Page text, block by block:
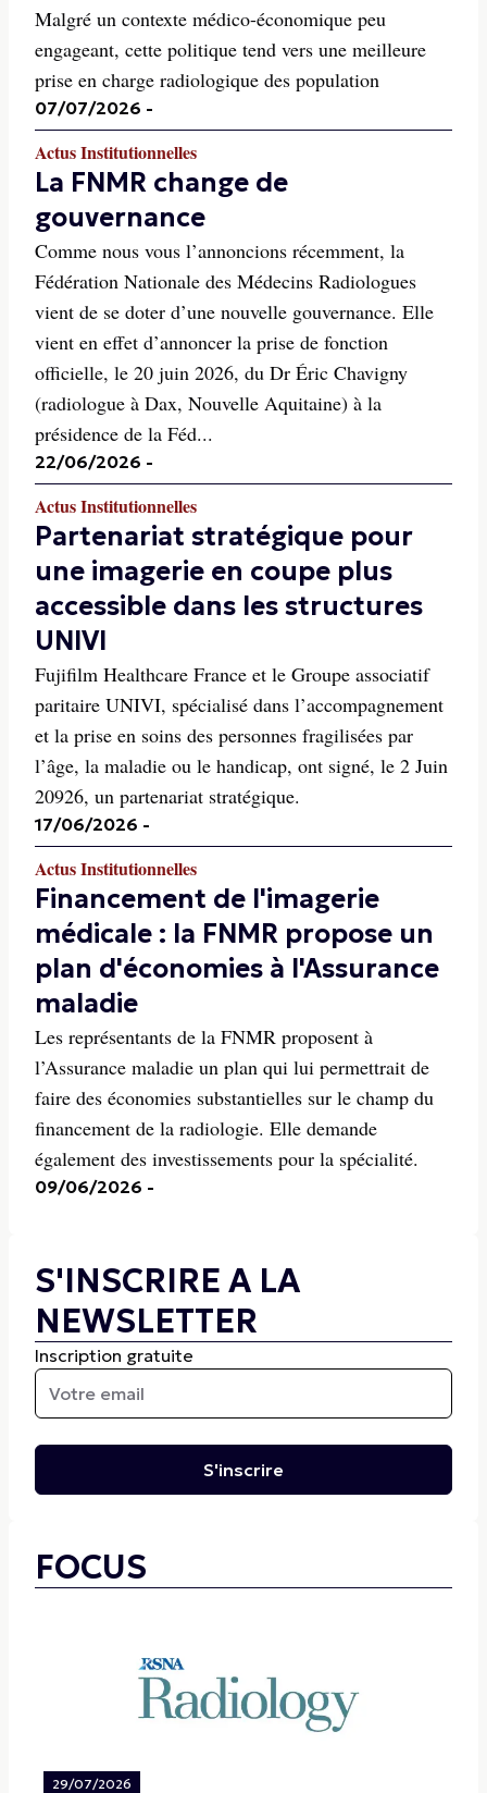
Malgré un contexte médico-économique peu
engageant, cette politique tend vers une meilleure
prise en charge radiologique des population
07/07/2026 -
Actus Institutionnelles
La FNMR change de
gouvernance
Comme nous vous l’annoncions récemment, la
Fédération Nationale des Médecins Radiologues
vient de se doter d’une nouvelle gouvernance. Elle
vient en effet d’annoncer la prise de fonction
officielle, le 20 juin 2026, du Dr Éric Chavigny
(radiologue à Dax, Nouvelle Aquitaine) à la
présidence de la Féd...
22/06/2026 -
Actus Institutionnelles
Partenariat stratégique pour
une imagerie en coupe plus
accessible dans les structures
UNIVI
Fujifilm Healthcare France et le Groupe associatif
paritaire UNIVI, spécialisé dans l’accompagnement
et la prise en soins des personnes fragilisées par
l’âge, la maladie ou le handicap, ont signé, le 2 Juin
20926, un partenariat stratégique.
17/06/2026 -
Actus Institutionnelles
Financement de l'imagerie
médicale : la FNMR propose un
plan d'économies à l'Assurance
maladie
Les représentants de la FNMR proposent à
l’Assurance maladie un plan qui lui permettrait de
faire des économies substantielles sur le champ du
financement de la radiologie. Elle demande
également des investissements pour la spécialité.
09/06/2026 -
S'INSCRIRE A LA
NEWSLETTER
Inscription gratuite
S'inscrire
FOCUS
29/07/2026